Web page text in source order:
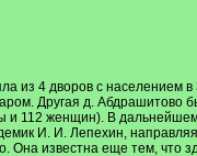
из 4 дворов с населением
Другая д. Абдрашитово
и 112 женщин). В
И. И. Лепехин,
Она известна еще тем, что